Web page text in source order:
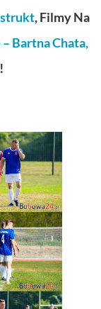
, Filmy Na
Bartna Chata,